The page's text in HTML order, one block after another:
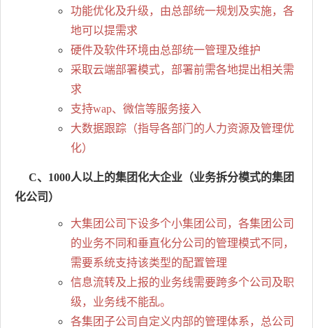
功能优化及升级，由总部统一规划及实施，各
地可以提需求
硬件及软件环境由总部统一管理及维护
采取云端部署模式，部署前需各地提出相关需
求
支持wap、微信等服务接入
大数据跟踪（指导各部门的人力资源及管理优
化）
C、1000人以上的集团化大企业（业务拆分模式的集团
化公司）
大集团公司下设多个小集团公司，各集团公司
的业务不同和垂直化分公司的管理模式不同，
需要系统支持该类型的配置管理
信息流转及上报的业务线需要跨多个公司及职
级，业务线不能乱。
各集团子公司自定义内部的管理体系，总公司